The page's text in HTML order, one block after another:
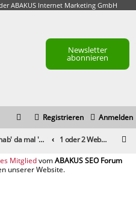
ABAKUS Internet Marketing GmbH
Newsletter
abonnieren
Anmelden
Registrieren
Ich hab' da mal 'ne Frage 1 oder 2 Websites? - Local-SEO, 2 Domains, 2 Niederlassungen, 2 GMB-Profile, DoubleContent
Mitglied